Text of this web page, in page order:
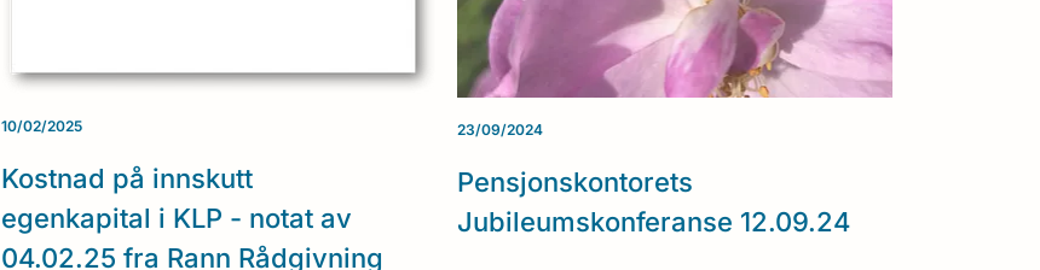
10/02/2025
Kostnad på innskutt
egenkapital i KLP - notat av
04.02.25 fra Rann Rådgivning
23/09/2024
Pensjonskontorets
Jubileumskonferanse 12.09.24